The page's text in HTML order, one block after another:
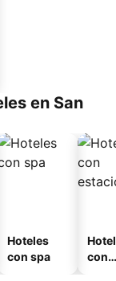
en San
Hoteles
con spa
con